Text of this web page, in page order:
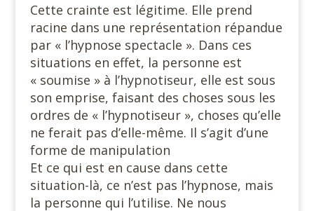
Cette crainte est légitime. Elle prend
racine dans une représentation répandue
par « l’hypnose spectacle ». Dans ces
situations en effet, la personne est
« soumise » à l’hypnotiseur, elle est sous
son emprise, faisant des choses sous les
ordres de « l’hypnotiseur », choses qu’elle
ne ferait pas d’elle-même. Il s’agit d’une
forme de manipulation
Et ce qui est en cause dans cette
situation-là, ce n’est pas l’hypnose, mais
la personne qui l’utilise. Ne nous